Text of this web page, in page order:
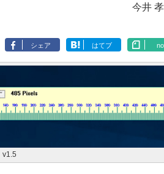
今井 孝
シェア はてブ
v1.5